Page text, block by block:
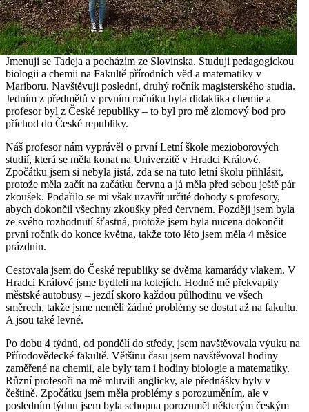
Jmenuji se Tadeja a pocházím ze Slovinska. Studuji pedagogickou
biologii a chemii na Fakultě přírodních věd a matematiky v
Mariboru. Navštěvuji poslední, druhý ročník magisterského studia.
Jedním z předmětů v prvním ročníku byla didaktika chemie a
profesor byl z České republiky – to byl pro mě zlomový bod pro
příchod do České republiky.
Náš profesor nám vyprávěl o první Letní škole mezioborových
studií, která se měla konat na Univerzitě v Hradci Králové.
Zpočátku jsem si nebyla jistá, zda se na tuto letní školu přihlásit,
protože měla začít na začátku června a já měla před sebou ještě pár
zkoušek. Podařilo se mi však uzavřít určité dohody s profesory,
abych dokončil všechny zkoušky před červnem. Později jsem byla
ze svého rozhodnutí šťastná, protože jsem byla nucena dokončit
první ročník do konce května, takže toto léto jsem měla 4 měsíce
prázdnin.
Cestovala jsem do České republiky se dvěma kamarády vlakem. V
Hradci Králové jsme bydleli na kolejích. Hodně mě překvapily
městské autobusy – jezdí skoro každou půlhodinu ve všech
směrech, takže jsme neměli žádné problémy se dostat až na fakultu.
A jsou také levné.
Po dobu 4 týdnů, od pondělí do středy, jsem navštěvovala výuku na
Přírodovědecké fakultě. Většinu času jsem navštěvoval hodiny
zaměřené na chemii, ale byly tam i hodiny biologie a matematiky.
Různí profesoři na mě mluvili anglicky, ale přednášky byly v
češtině. Zpočátku jsem měla problémy s porozuměním, ale v
posledním týdnu jsem byla schopna porozumět některým českým